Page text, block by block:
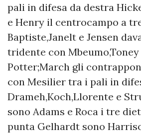
pali in difesa da destra
e Henry il centrocampo a
Baptiste,Janelt e Jensen
tridente con
Potter;March gli
con Mesilier tra i pali in
Drameh,Koch,Llorente e
sono Adams e Roca i tre
punta Gelhardt sono